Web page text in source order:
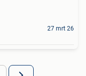
27 mrt 26